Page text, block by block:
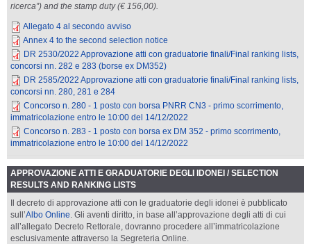
ricerca”) and the stamp duty (€ 156,00).
Allegato 4 al secondo avviso
Annex 4 to the second selection notice
DR 2530/2022 Approvazione atti con graduatorie finali/Final ranking lists,
concorsi nn. 282 e 283 (borse ex DM352)
DR 2585/2022 Approvazione atti con graduatorie finali/Final ranking lists,
concorsi nn. 280, 281 e 284
Concorso n. 280 - 1 posto con borsa PNRR CN3 - primo scorrimento,
immatricolazione entro le 10:00 del 14/12/2022
Concorso n. 283 - 1 posto con borsa ex DM 352 - primo scorrimento,
immatricolazione entro le 10:00 del 14/12/2022
APPROVAZIONE ATTI E GRADUATORIE DEGLI IDONEI / SELECTION
RESULTS AND RANKING LISTS
Il decreto di approvazione atti con le graduatorie degli idonei è pubblicato
sull’Albo Online . Gli aventi diritto, in base all’approvazione degli atti di cui
all’allegato Decreto Rettorale, dovranno procedere all’immatricolazione
esclusivamente attraverso la Segreteria Online.